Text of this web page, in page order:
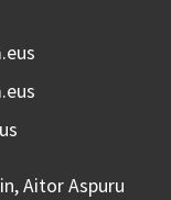
Aitor Aspuru